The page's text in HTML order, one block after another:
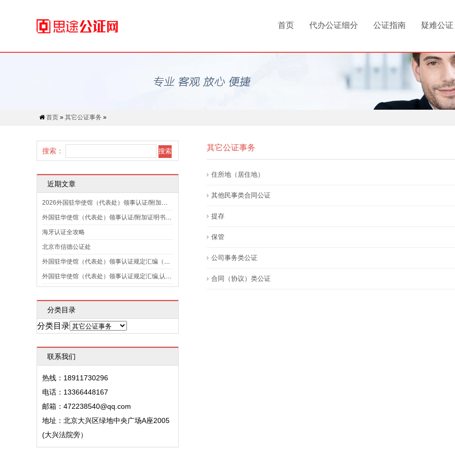
首页 代办公证细分 公证指南 疑难公证
首页 » 其它公证事务 »
搜索：
近期文章
2026外国驻华使馆（代表处）领事认证/附加证明书规定汇总
外国驻华使馆（代表处）领事认证/附加证明书规定汇总（2025）
海牙认证全攻略
北京市信德公证处
外国驻华使馆（代表处）领事认证规定汇编（2022年11月21日更新）
外国驻华使馆（代表处）领事认证规定汇编,认证收费标准 （2021年2月23日更新）
分类目录
分类目录
联系我们
热线：18911730296
电话：13366448167
邮箱：472238540@qq.com
地址：北京大兴区绿地中央广场A座2005
(大兴法院旁）
其它公证事务
住所地（居住地）
其他民事类合同公证
提存
保管
公司事务类公证
合同（协议）类公证